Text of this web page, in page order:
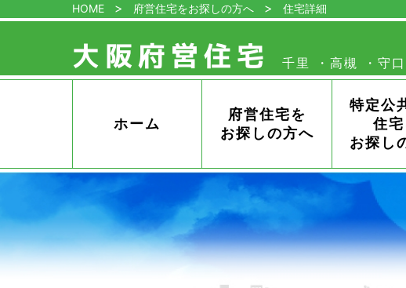
HOME 府営住宅をお探しの方へ 住宅詳細
大阪府営住宅
管
ン
タ
ー
千里 高槻 守口
ホーム
府営住宅を
お探しの方へ
特定公
住宅
お探し